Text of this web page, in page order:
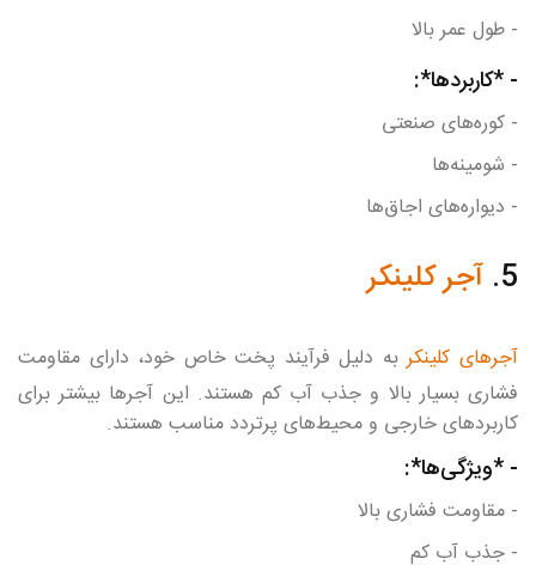
- طول عمر بالا
- *کاربردها*:
- کوره‌های صنعتی
- شومینه‌ها
- دیواره‌های اجاق‌ها
5. آجر کلینکر
آجرهای کلینکربه دلیل فرآیند پخت خاص خود، دارای مقاومت
فشاری بسیار بالا و جذب آب کم هستند. این آجرها بیشتر برای
کاربردهای خارجی و محیط‌های پرتردد مناسب هستند.
- *ویژگی‌ها*:
- مقاومت فشاری بالا
- جذب آب کم